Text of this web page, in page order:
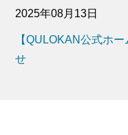
2025年08月13日
【QULOKAN公式ホ
せ